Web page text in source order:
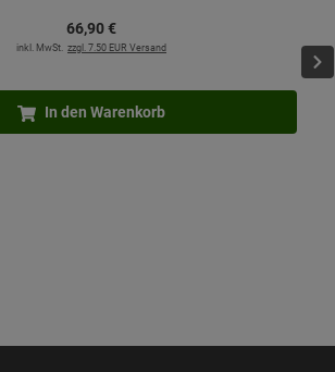
66,90€
inkl. MwSt. zzgl. 7.50 EUR Versand
In den Warenkorb